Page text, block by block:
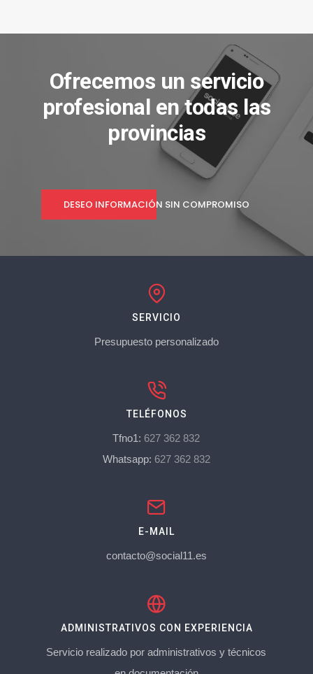
Ofrecemos un servicio
profesional en todas las
provincias
DESEO INFORMACIÓN SIN COMPROMISO
SERVICIO
Presupuesto personalizado
TELÉFONOS
Tfno1: 627 362 832
Whatsapp: 627 362 832
E-MAIL
contacto@social11.es
ADMINISTRATIVOS CON EXPERIENCIA
Servicio realizado por administrativos y técnicos